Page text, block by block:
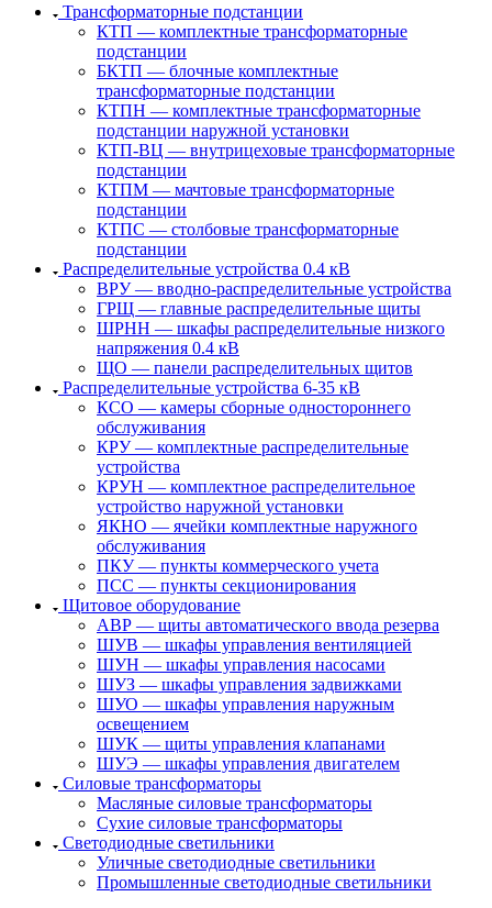
Трансформаторные подстанции
КТП — комплектные трансформаторные
подстанции
БКТП — блочные комплектные
трансформаторные подстанции
КТПН — комплектные трансформаторные
подстанции наружной установки
КТП-ВЦ — внутрицеховые трансформаторные
подстанции
КТПМ — мачтовые трансформаторные
подстанции
КТПС — столбовые трансформаторные
подстанции
Распределительные устройства 0.4 кВ
ВРУ — вводно-распределительные устройства
ГРЩ — главные распределительные щиты
ШРНН — шкафы распределительные низкого
напряжения 0.4 кВ
ЩО — панели распределительных щитов
Распределительные устройства 6-35 кВ
КСО — камеры сборные одностороннего
обслуживания
КРУ — комплектные распределительные
устройства
КРУН — комплектное распределительное
устройство наружной установки
ЯКНО — ячейки комплектные наружного
обслуживания
ПКУ — пункты коммерческого учета
ПСС — пункты секционирования
Щитовое оборудование
АВР — щиты автоматического ввода резерва
ШУВ — шкафы управления вентиляцией
ШУН — шкафы управления насосами
ШУЗ — шкафы управления задвижками
ШУО — шкафы управления наружным
освещением
ШУК — щиты управления клапанами
ШУЭ — шкафы управления двигателем
Силовые трансформаторы
Масляные силовые трансформаторы
Сухие силовые трансформаторы
Светодиодные светильники
Уличные светодиодные светильники
Промышленные светодиодные светильники